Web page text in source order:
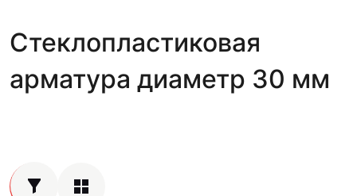
Стеклопластиковая
арматура диаметр 30 мм